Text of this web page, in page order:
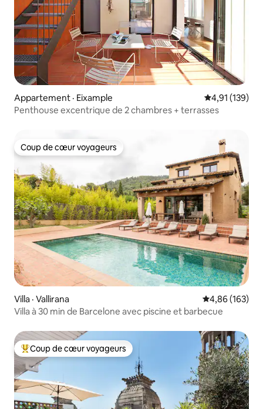
Appartement · Eixample Note
4,91 (139)
Penthouse excentrique de 2 chambres + terrasses
Coup de cœur voyageurs
Coup de cœur voyageurs
Villa · Vallirana Note
4,86 (163)
Villa à 30 min de Barcelone avec piscine et barbecue
Coup de cœur voyageurs parmi les plus aimés
Coup de cœur voyageurs